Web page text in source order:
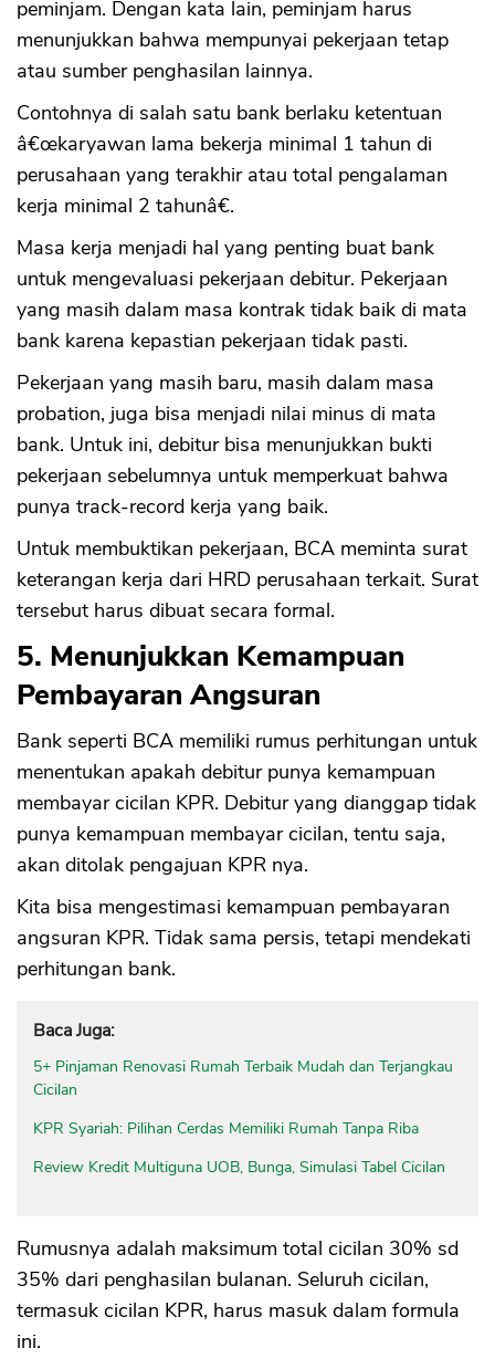
peminjam. Dengan kata lain, peminjam harus
menunjukkan bahwa mempunyai pekerjaan tetap
atau sumber penghasilan lainnya.
Contohnya di salah satu bank berlaku ketentuan
â€œkaryawan lama bekerja minimal 1 tahun di
perusahaan yang terakhir atau total pengalaman
kerja minimal 2 tahunâ€.
Masa kerja menjadi hal yang penting buat bank
untuk mengevaluasi pekerjaan debitur. Pekerjaan
yang masih dalam masa kontrak tidak baik di mata
bank karena kepastian pekerjaan tidak pasti.
Pekerjaan yang masih baru, masih dalam masa
probation, juga bisa menjadi nilai minus di mata
bank. Untuk ini, debitur bisa menunjukkan bukti
pekerjaan sebelumnya untuk memperkuat bahwa
punya track-record kerja yang baik.
Untuk membuktikan pekerjaan, BCA meminta surat
keterangan kerja dari HRD perusahaan terkait. Surat
tersebut harus dibuat secara formal.
5. Menunjukkan Kemampuan
Pembayaran Angsuran
Bank seperti BCA memiliki rumus perhitungan untuk
menentukan apakah debitur punya kemampuan
membayar cicilan KPR. Debitur yang dianggap tidak
punya kemampuan membayar cicilan, tentu saja,
akan ditolak pengajuan KPR nya.
Kita bisa mengestimasi kemampuan pembayaran
angsuran KPR. Tidak sama persis, tetapi mendekati
perhitungan bank.
Baca Juga:
5+ Pinjaman Renovasi Rumah Terbaik Mudah dan Terjangkau
Cicilan
KPR Syariah: Pilihan Cerdas Memiliki Rumah Tanpa Riba
Review Kredit Multiguna UOB, Bunga, Simulasi Tabel Cicilan
Rumusnya adalah maksimum total cicilan 30% sd
35% dari penghasilan bulanan. Seluruh cicilan,
termasuk cicilan KPR, harus masuk dalam formula
ini.